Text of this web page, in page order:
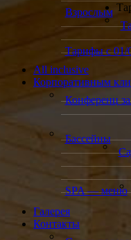
Взрослым
Тарифы с 01/
All inclusive
Корпоративным
Конференц
Бассейны
SPA — меню
Галерея
Контакты